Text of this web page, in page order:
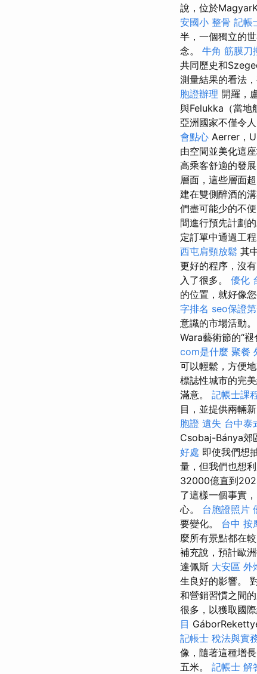
說，位於
安國小 整骨 記帳
半，一個獨立的
念。 牛角 筋膜刀
共同歷史和
測量結果的看法
胞證辦理 開羅，
與Felukka（當地
亞洲國家不僅令
會點心 Aerrer，
由空間並美化這座
高乘客舒適的發展
層面，這些層面
建在雙側醉酒的溝
們盡可能少的不便
間進行預先計劃的
定訂單中通過工
西屯肩頸放鬆 其
更好的程序，沒
入了很多。 優化
的位置，就好像
字排名 seo保證
意識的市場活動
Wara藝術節的“
com是什麼 聚餐
可以輕鬆，方便
標誌性城市的完
滿意。 記帳士課
目，並提供兩輛
胞證 遺失 台中泰
Csobaj-Bánya郊
好處 即使我們想
量，但我們也想
32000億直到
了這樣一個事實
心。 台胞證照片
要變化。 台中 按
麼所有景點都在
補充說，預計歐
達佩斯 大安區 外
生良好的影響。
和營銷習慣之間的
很多，以獲取國
目
記帳士 稅法與實
像，隨著這種增
五米。 記帳士 解